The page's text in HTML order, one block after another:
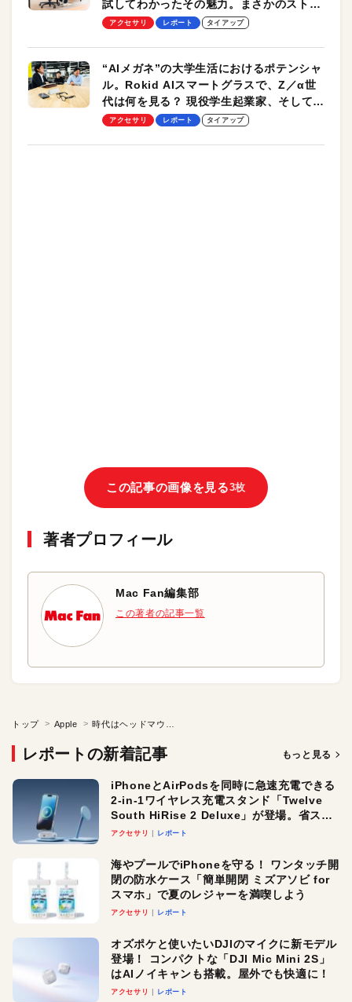
試してわかったその魅力。まさかのストレ
ッチ機能も搭載
アクセサリ レポート タイアップ
“AIメガネ”の大学生活におけるポテンシャ
ル。Rokid AIスマートグラスで、Z／α世
代は何を見る？ 現役学生起業家、そして教
授による体験会レポート【PR】
アクセサリ レポート タイアップ
この記事の画像を見る3枚
著者プロフィール
Mac Fan編集部
この著者の記事一覧
トップ Apple
レポートの新着記事 もっと見る
iPhoneとAirPodsを同時に急速充電できる
2-in-1ワイヤレス充電スタンド「Twelve
South HiRise 2 Deluxe」が登場。省スペ
ースでおしゃれに充電したい人にオスス
アクセサリ レポート
海やプールでiPhoneを守る！ ワンタッチ開
閉の防水ケース「簡単開閉 ミズアソビ for
スマホ」で夏のレジャーを満喫しよう
アクセサリ レポート
オズポケと使いたいDJIのマイクに新モデル
登場！ コンパクトな「DJI Mic Mini 2S」
はAIノイキャンも搭載。屋外でも快適に！
アクセサリ レポート